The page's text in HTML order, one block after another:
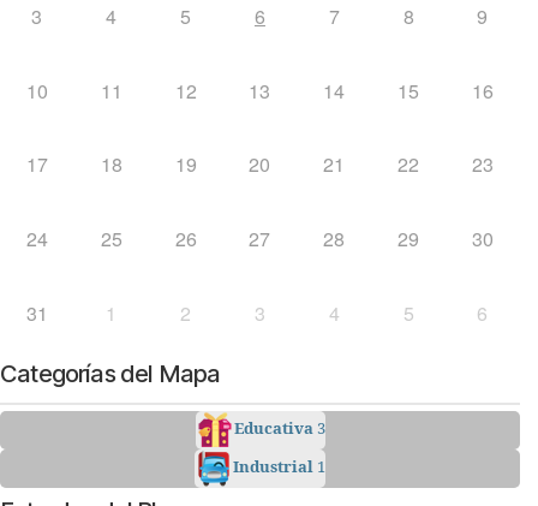
3 4 5 6 7 8 9
10 11 12 13 14 15 16
17 18 19 20 21 22 23
24 25 26 27 28 29 30
31 1 2 3 4 5 6
Categorías del Mapa
Educativa3
Industrial 1